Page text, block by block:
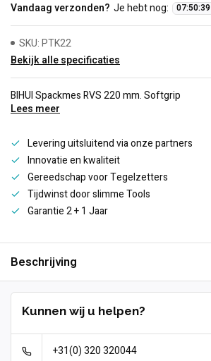
Vandaag verzonden? Je hebt nog: 07:50:39
SKU: PTK22
Bekijk alle specificaties
BIHUI Spackmes RVS 220 mm. Softgrip
Lees meer
Levering uitsluitend via onze partners
Innovatie en kwaliteit
Gereedschap voor Tegelzetters
Tijdwinst door slimme Tools
Garantie 2 + 1 Jaar
Beschrijving
Kunnen wij u helpen?
+31(0) 320 320044